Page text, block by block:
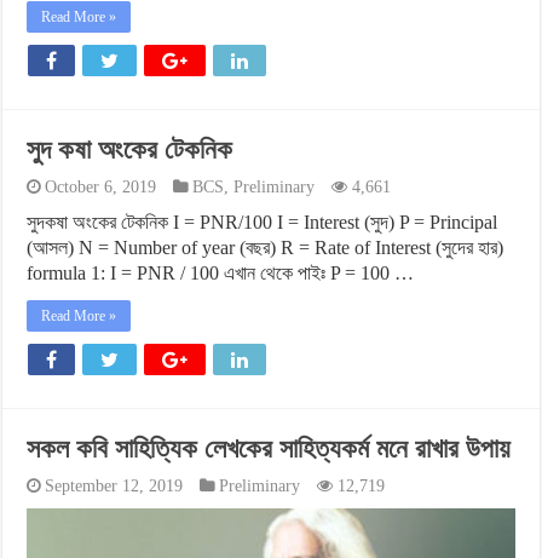
Read More »
সুদ কষা অংকের টেকনিক
October 6, 2019 BCS,Preliminary 4,661
সুদকষা অংকের টেকনিক I = PNR/100 I = Interest (সুদ) P = Principal
(আসল) N = Number of year (বছর) R = Rate of Interest (সুদের হার)
formula 1: I = PNR / 100 এখান থেকে পাইঃ P = 100 …
Read More »
সকল কবি সাহিত্যিক লেখকের সাহিত্যকর্ম মনে রাখার উপায়
September 12, 2019 Preliminary 12,719